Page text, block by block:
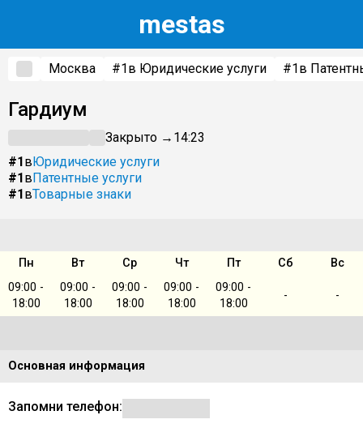
mestas
Москва #1в Юридические услуги #1в
Гардиум
Закрыто → 14:23
#1вЮридические услуги
#1вПатентные услуги
#1вТоварные знаки
Пн Вт Ср Чт Пт Сб
Вс
09:00 -
18:00
09:00 -
18:00
09:00 -
18:00
09:00 -
18:00
09:00 -
18:00
- -
Основная информация
Запомни телефон: